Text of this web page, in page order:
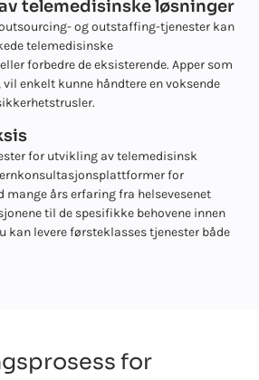
telemedisinske løsninger
og outstaffing-tjenester kan
telemedisinske
forbedre de eksisterende. Apper som
enkelt kunne håndtere en voksende
for utvikling av telemedisinsk
for
års erfaring fra helsevesenet
til de spesifikke behovene innen
kan levere førsteklasses tjenester både
for